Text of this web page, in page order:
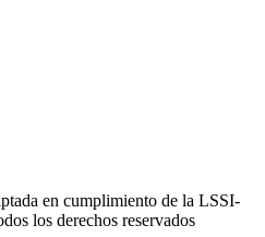
en cumplimiento de la LSSI-
los derechos reservados